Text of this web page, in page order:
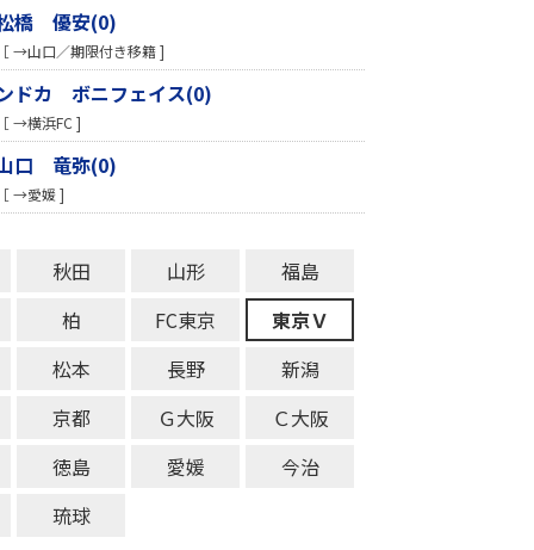
橋 優安(0)
→山口／期限付き移籍 ]
ドカ ボニフェイス(0)
→横浜FC ]
口 竜弥(0)
→愛媛 ]
秋田 山形
福島
柏
FC東京
東京Ｖ
松本
長野
新潟
京都
Ｇ大阪
Ｃ大阪
徳島
愛媛
今治
琉球